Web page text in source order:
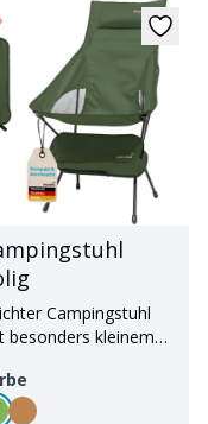
Campingstuhl
besonders kleinem